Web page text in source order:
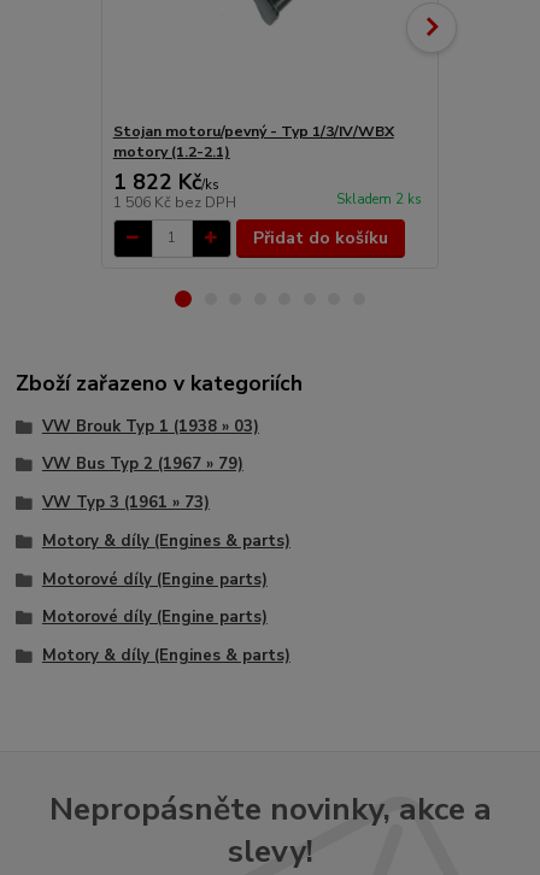
Stojan motoru/pevný - Typ 1/3/IV/WBX
motory (1.2-2.1)
1 822 Kč/ks
1 506 Kč bez DPH Skladem 2 ks
Přidat do košíku
Zboží zařazeno v kategoriích
VW Brouk Typ 1 (1938 » 03)
VW Bus Typ 2 (1967 » 79)
VW Typ 3 (1961 » 73)
Motory & díly (Engines & parts)
Motorové díly (Engine parts)
Motorové díly (Engine parts)
Motory & díly (Engines & parts)
Nepropásněte novinky, akce a
slevy!